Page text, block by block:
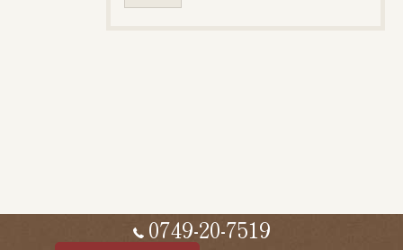
0749-20-7519